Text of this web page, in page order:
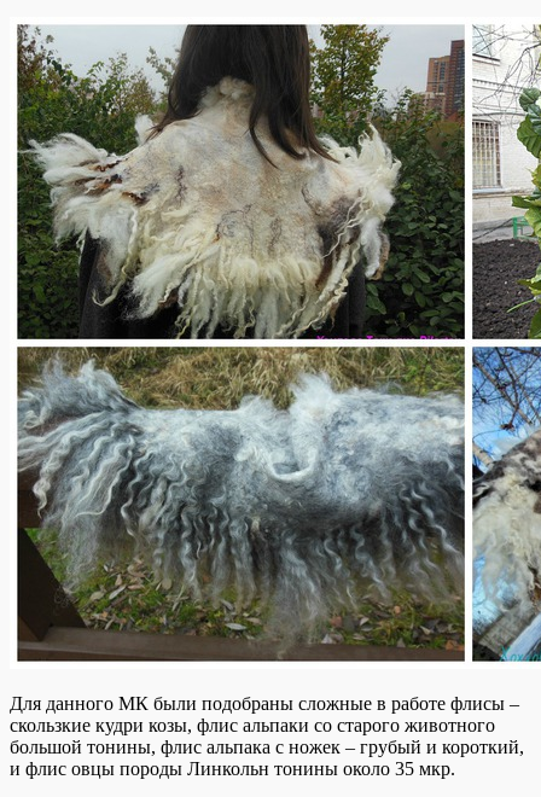
Для данного МК были подобраны сложные в работе флисы –
скользкие кудри козы, флис альпаки со старого животного
большой тонины, флис альпака с ножек – грубый и короткий,
и флис овцы породы Линкольн тонины около 35 мкр.